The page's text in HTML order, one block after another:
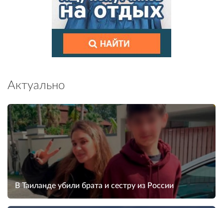
Актуально
В Таиланде убили брата и сестру из России